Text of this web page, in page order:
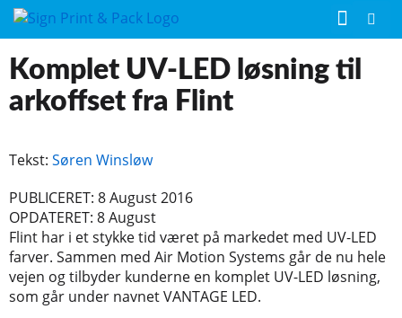
Komplet UV-LED løsning til
arkoffset fra Flint
Tekst: Søren Winsløw
PUBLICERET: 8 August 2016
OPDATERET: 8 August
Flint har i et stykke tid været på markedet med UV-LED
farver. Sammen med Air Motion Systems går de nu hele
vejen og tilbyder kunderne en komplet UV-LED løsning,
som går under navnet VANTAGE LED.